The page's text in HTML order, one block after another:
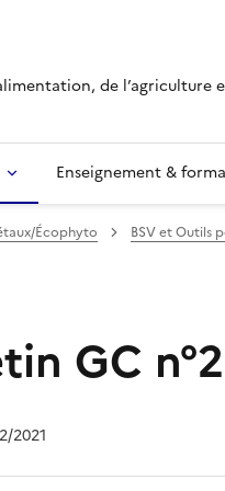
de l’agriculture
Enseignement &
Écophyto BSV et Outils
GC
2021